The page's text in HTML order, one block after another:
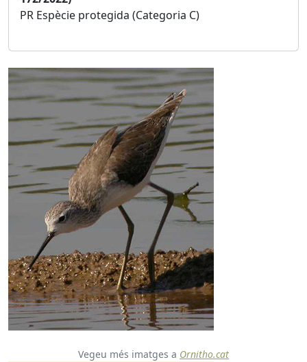
PR Espècie protegida (Categoria C)
Vegeu més imatges a Ornitho.cat